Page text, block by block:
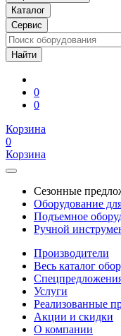
Каталог
Сервис
0
0
Корзина
0
Корзина
Сезонные
Оборудование
Подъемное
Ручной
Производители
Весь каталог
Услуги
Реализованные
Акции и скидки
О компании